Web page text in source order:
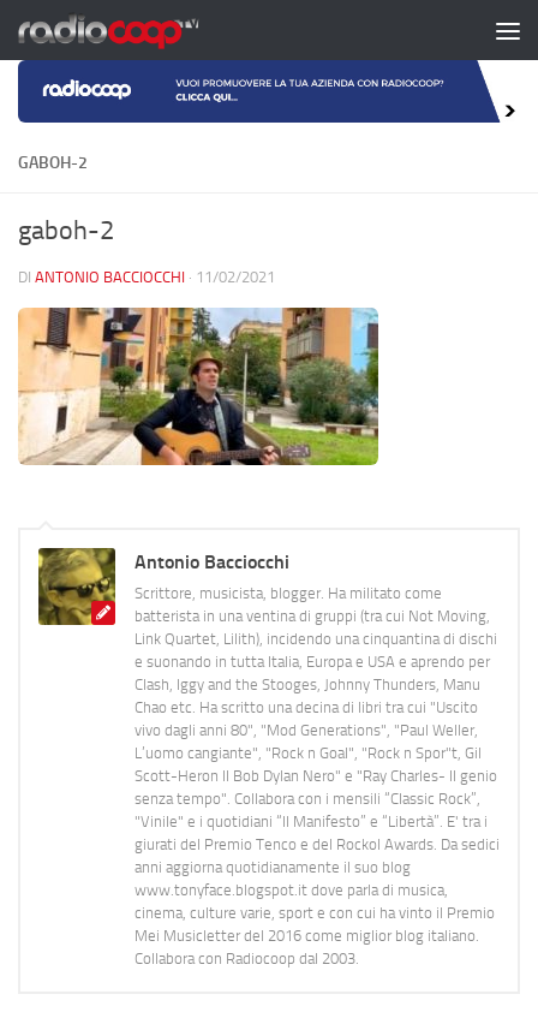
Salta al contenuto
GABOH-2
gaboh-2
DI ANTONIO BACCIOCCHI · 11/02/2021
Antonio Bacciocchi
Scrittore, musicista, blogger. Ha militato come
batterista in una ventina di gruppi (tra cui Not Moving,
Link Quartet, Lilith), incidendo una cinquantina di dischi
e suonando in tutta Italia, Europa e USA e aprendo per
Clash, Iggy and the Stooges, Johnny Thunders, Manu
Chao etc. Ha scritto una decina di libri tra cui "Uscito
vivo dagli anni 80", "Mod Generations", "Paul Weller,
L’uomo cangiante", "Rock n Goal", "Rock n Spor"t, Gil
Scott-Heron Il Bob Dylan Nero" e "Ray Charles- Il genio
senza tempo". Collabora con i mensili “Classic Rock”,
"Vinile" e i quotidiani “Il Manifesto” e “Libertà”. E' tra i
giurati del Premio Tenco e del Rockol Awards. Da sedici
anni aggiorna quotidianamente il suo blog
www.tonyface.blogspot.it dove parla di musica,
cinema, culture varie, sport e con cui ha vinto il Premio
Mei Musicletter del 2016 come miglior blog italiano.
Collabora con Radiocoop dal 2003.